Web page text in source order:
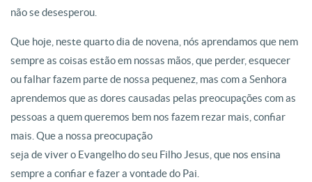
não se desesperou.
Que hoje, neste quarto dia de novena, nós aprendamos que nem
sempre as coisas estão em nossas mãos, que perder, esquecer
ou falhar fazem parte de nossa pequenez, mas com a Senhora
aprendemos que as dores causadas pelas preocupações com as
pessoas a quem queremos bem nos fazem rezar mais, confiar
mais. Que a nossa preocupação
seja de viver o Evangelho do seu Filho Jesus, que nos ensina
sempre a confiar e fazer a vontade do Pai.